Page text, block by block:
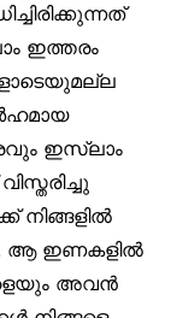
ഇത്തരം
ഇസ്‌ലാം
നിങ്ങളിൽ
ആ ഇണകളിൽ
അവൻ